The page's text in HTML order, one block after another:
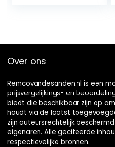
Over ons
Remcovandesanden.nl is een
prijsvergelijkings- en
biedt die beschikbaar zijn op
houdt via de laatst
zijn auteursrechtelijk
eigenaren. Alle geciteerde
respectievelijke bronnen.